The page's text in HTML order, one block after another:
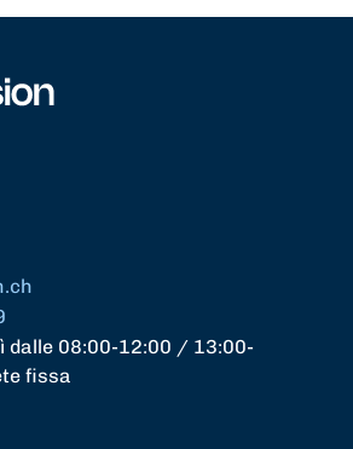
dalle 08:00-12:00 / 13:00-
fissa